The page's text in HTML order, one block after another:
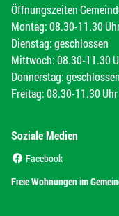
Öffnungszeiten
Montag: 08.30-11.30
Dienstag: geschlossen
Mittwoch: 08.30-11.30
Donnerstag: geschlossen
Freitag: 08.30-11.30
Soziale Medien
Facebook
Freie Wohnungen im